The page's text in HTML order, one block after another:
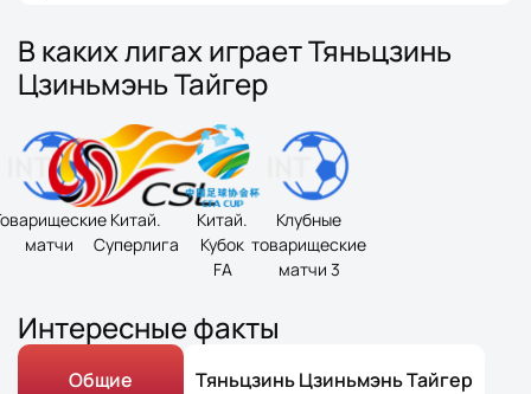
В каких лигах играет Тяньцзинь
Цзиньмэнь Тайгер
матчи
Китай.
Суперлига
Китай.
Кубок
FA
Клубные
товарищеские
матчи 3
Интересные факты
Общие Тяньцзинь Цзиньмэнь Тайгер